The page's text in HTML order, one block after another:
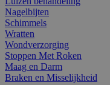
Nagelbijten
Schimmels
Wratten
Wondverzorging
Stoppen Met Roken
Maag en Darm
Braken en Misselijkheid